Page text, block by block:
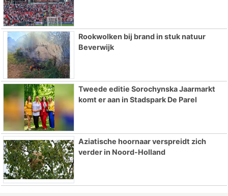
Rookwolken bij brand in stuk natuur
Beverwijk
Tweede editie Sorochynska Jaarmarkt
komt er aan in Stadspark De Parel
Aziatische hoornaar verspreidt zich
verder in Noord-Holland